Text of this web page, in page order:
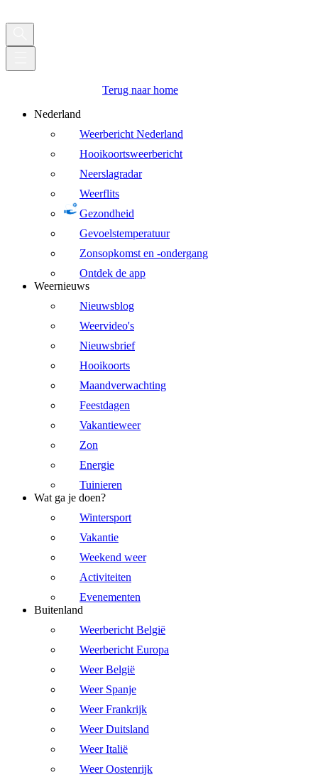
Terug naar home
Nederland
Weerbericht Nederland
Hooikoortsweerbericht
Neerslagradar
Weerflits
Gezondheid
Gevoelstemperatuur
Zonsopkomst en -ondergang
Ontdek de app
Weernieuws
Nieuwsblog
Weervideo's
Nieuwsbrief
Hooikoorts
Maandverwachting
Feestdagen
Vakantieweer
Zon
Energie
Tuinieren
Wat ga je doen?
Wintersport
Vakantie
Weekend weer
Activiteiten
Evenementen
Buitenland
Weerbericht België
Weerbericht Europa
Weer België
Weer Spanje
Weer Frankrijk
Weer Duitsland
Weer Italië
Weer Oostenrijk